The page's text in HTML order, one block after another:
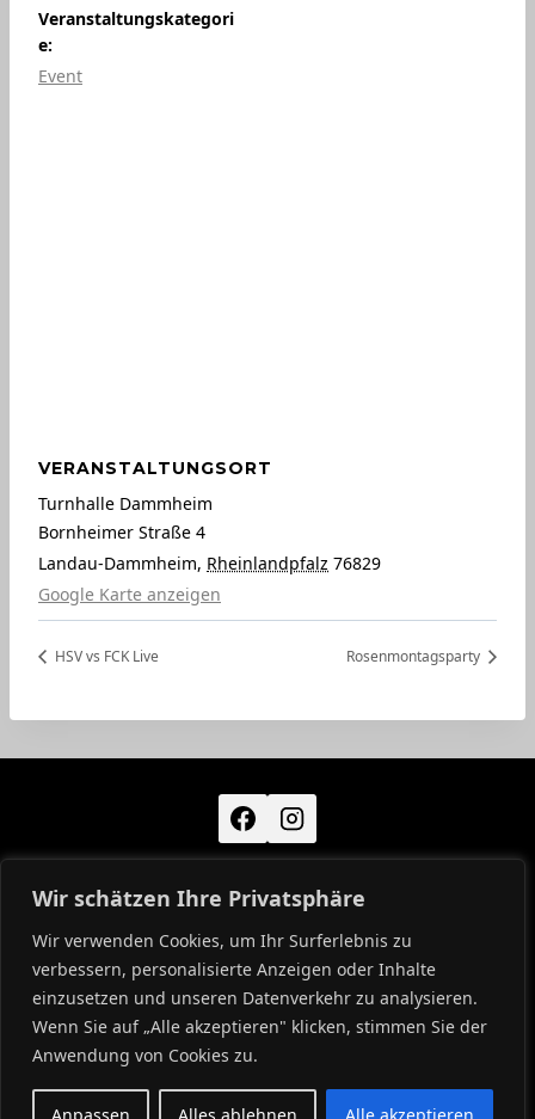
Wir schätzen Ihre Privatsphäre
Wir verwenden Cookies, um Ihr Surferlebnis zu
verbessern, personalisierte Anzeigen oder Inhalte
einzusetzen und unseren Datenverkehr zu analysieren.
Wenn Sie auf „Alle akzeptieren" klicken, stimmen Sie der
Anwendung von Cookies zu.
Veranstaltungskategori
e:
Event
VERANSTALTUNGSORT
Turnhalle Dammheim
Bornheimer Straße 4
Landau-Dammheim, Rheinlandpfalz 76829
Google Karte anzeigen
HSV vs FCK Live Rosenmontagsparty
KONTAKT IMPRESSUM
DATENSCHUTZ
SVD INTERN
© 2026 SV 1961 DAMMHEIM